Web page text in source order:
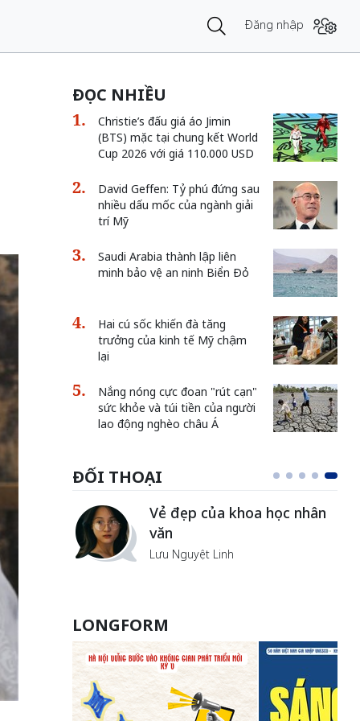
Đăng nhập
ĐỌC NHIỀU
Christie’s đấu giá áo Jimin
(BTS) mặc tại chung kết World
Cup 2026 với giá 110.000 USD
David Geffen: Tỷ phú đứng sau
nhiều dấu mốc của ngành giải
trí Mỹ
Saudi Arabia thành lập liên
minh bảo vệ an ninh Biển Đỏ
Hai cú sốc khiến đà tăng
trưởng của kinh tế Mỹ chậm
lại
Nắng nóng cực đoan "rút cạn"
sức khỏe và túi tiền của người
lao động nghèo châu Á
ĐỐI THOẠI
Vẻ đẹp của khoa học nhân
văn
Lưu Nguyệt Linh
LONGFORM